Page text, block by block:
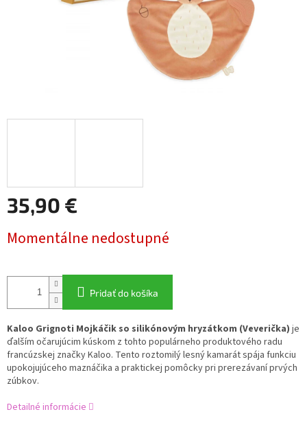
35,90 €
cena:
Momentálne nedostupné
Pridať do košíka
Kaloo Grignoti Mojkáčik so silikónovým hryzátkom (Veverička) je
ďalším očarujúcim kúskom z tohto populárneho produktového radu
francúzskej značky Kaloo. Tento roztomilý lesný kamarát spája funkciu
upokojujúceho maznáčika a praktickej pomôcky pri prerezávaní prvých
zúbkov.
Detailné informácie